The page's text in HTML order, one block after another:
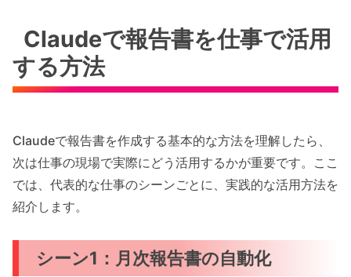
Claudeで報告書を仕事で活用
する方法
Claudeで報告書を作成する基本的な方法を理解したら、
次は仕事の現場で実際にどう活用するかが重要です。ここ
では、代表的な仕事のシーンごとに、実践的な活用方法を
紹介します。
シーン1：月次報告書の自動化